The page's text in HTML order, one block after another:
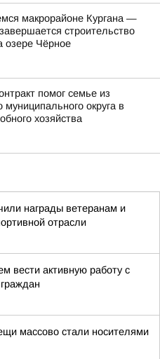
макрорайоне Кургана —
строительство
озере Чёрное
помог семье из
округа в
хозяйства
награды ветеранам и
отрасли
вести активную работу с
массово стали носителями